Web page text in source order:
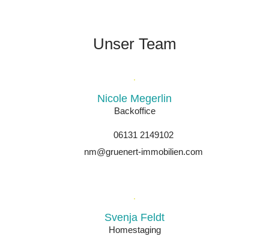
Unser Team
Nicole Megerlin
Backoffice
06131 2149102
nm@gruenert-immobilien.com
Svenja Feldt
Homestaging